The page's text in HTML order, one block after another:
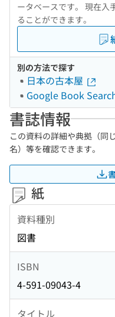
ータベースです。 現在入
ることができます。
別の方法で探す
日本の古本屋
Google Book
書誌情報
この資料の詳細や典拠（同
名）等を確認できます。
紙
資料種別
図書
ISBN
4-591-09043-4
タイトル